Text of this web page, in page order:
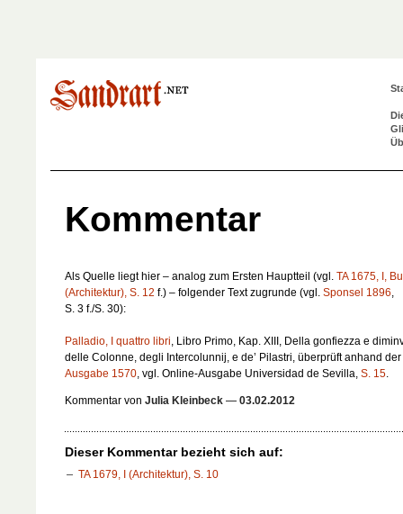
Kommentar
Als Quelle liegt hier – analog zum Ersten Hauptteil (vgl. TA 1675, I,
(Architektur), S. 12 f.) – folgender Text zugrunde (vgl. Sponsel 1896,
S. 3 f./S. 30):
Palladio, I quattro libri, Libro Primo, Kap. XIII, Della gonfiezza e
delle Colonne, degli Intercolunnij, e de’ Pilastri, überprüft anhand der
Ausgabe 1570, vgl. Online-Ausgabe Universidad de Sevilla, S. 15.
Kommentar von Julia Kleinbeck — 03.02.2012
Dieser Kommentar bezieht sich auf:
TA 1679, I (Architektur), S. 10